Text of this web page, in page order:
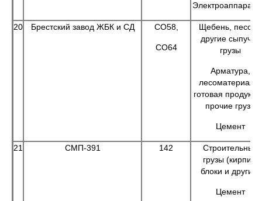
20 Брестский завод ЖБК и СД СО58,
СО64
Щебень, песок и
другие сыпучие
грузы
Арматура,
лесоматериалы,
готовая
прочие грузы
Цемент
21 СМП-391 142
Строительные
грузы (кирпич,
блоки и другие)
Цемент